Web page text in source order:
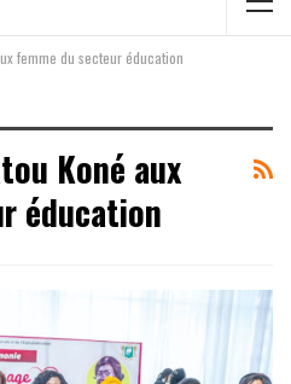
femme du secteur éducation
Koné aux
éducation